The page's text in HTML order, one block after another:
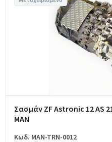
Σασμάν ZF Astronic 12 AS
MAN
Κωδ. MAN-TRN-0012